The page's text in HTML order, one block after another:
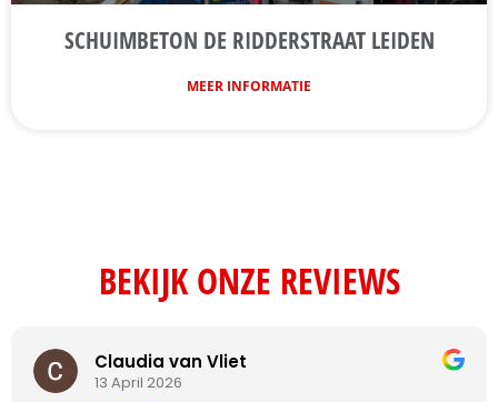
SCHUIMBETON DE RIDDERSTRAAT LEIDEN
MEER INFORMATIE
BEKIJK ONZE REVIEWS
Claudia van Vliet
13 April 2026